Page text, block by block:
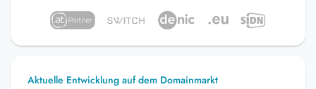
Aktuelle Entwicklung auf dem Domainmarkt